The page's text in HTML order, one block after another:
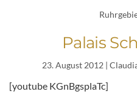
Palais
23. August 2012 |
[youtube KGnBgsplaTc]